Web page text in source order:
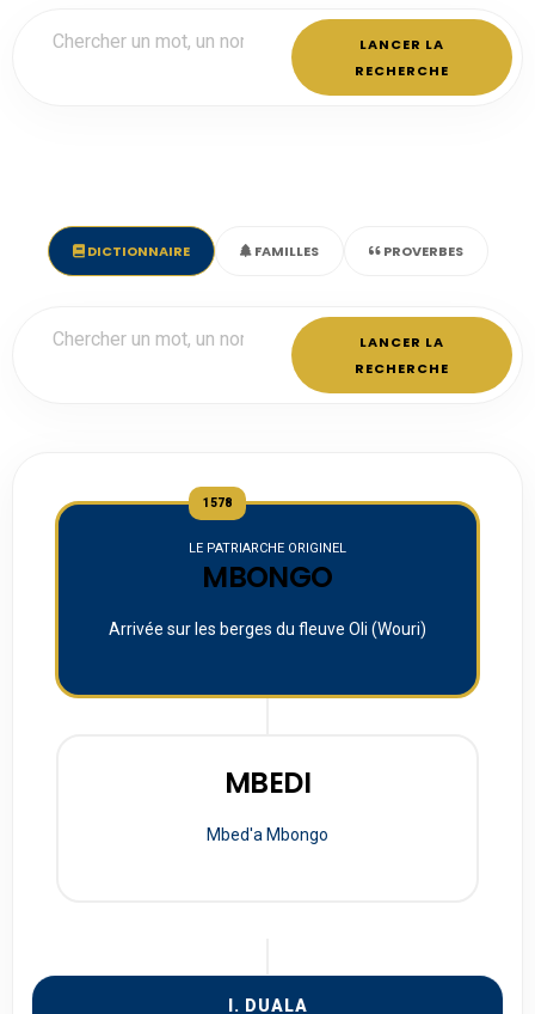
LANCER LA
RECHERCHE
DICTIONNAIRE FAMILLES PROVERBES
LANCER LA
RECHERCHE
1578
LE PATRIARCHE ORIGINEL
MBONGO
Arrivée sur les berges du fleuve Oli (Wouri)
MBEDI
Mbed'a Mbongo
I. DUALA